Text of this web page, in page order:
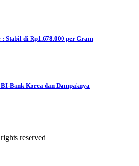
: Stabil di Rp1.678.000 per Gram
Bank Korea dan Dampaknya
reserved